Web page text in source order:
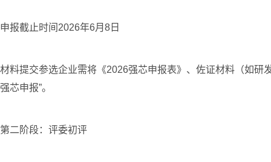
申报截止时间2026年6月8日
材料提交参选企业需将《2026强芯申报表》、佐证材料（如
强芯申报”。
第二阶段：评委初评